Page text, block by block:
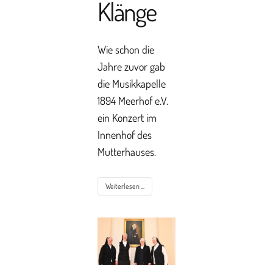
Klänge
Wie schon die
Jahre zuvor gab
die Musikkapelle
1894 Meerhof e.V.
ein Konzert im
Innenhof des
Mutterhauses.
Weiterlesen ...